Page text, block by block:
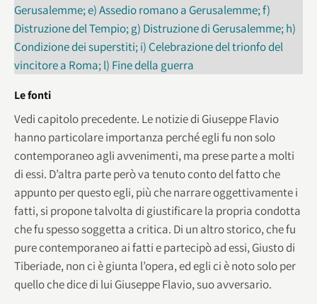
Gerusalemme; e) Assedio romano a Gerusalemme; f)
Distruzione del Tempio; g) Distruzione di Gerusalemme; h)
Condizione dei superstiti; i) Celebrazione del trionfo del
vincitore a Roma; l) Fine della guerra
Le fonti
Vedi capitolo precedente. Le notizie di Giuseppe Flavio
hanno particolare importanza perché egli fu non solo
contemporaneo agli avvenimenti, ma prese parte a molti
di essi. D’altra parte però va tenuto conto del fatto che
appunto per questo egli, più che narrare oggettivamente i
fatti, si propone talvolta di giustificare la propria condotta
che fu spesso soggetta a critica. Di un altro storico, che fu
pure contemporaneo ai fatti e partecipò ad essi, Giusto di
Tiberiade, non ci è giunta l’opera, ed egli ci è noto solo per
quello che dice di lui Giuseppe Flavio, suo avversario.